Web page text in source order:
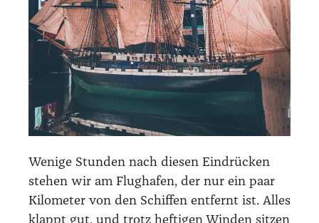
Weni­ge Stun­den nach die­sen Ein­drü­cken
ste­hen wir am Flug­ha­fen, der nur ein paar
Kilo­me­ter von den Schif­fen ent­fernt ist. Alles
klappt gut, und trotz hef­ti­gen Win­den sit­zen